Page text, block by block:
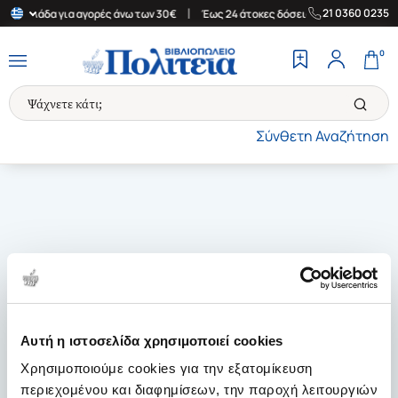
Αυτή η ιστοσελίδα χρησιμοποιεί cookies
Χρησιμοποιούμε cookies για την εξατομίκευση
περιεχομένου και διαφημίσεων, την παροχή λειτουργιών
Ελλάδα για αγορές άνω των 30€ | Έως 24 άτοκες δόσεις |
21 0360 0235
Σύνθετη Αναζήτηση
0